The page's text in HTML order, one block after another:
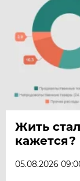
Жить
кажется?
05.08.2026